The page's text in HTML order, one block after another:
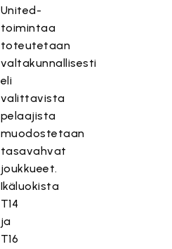
United-
toimintaa
toteutetaan
valtakunnallisesti
eli
valittavista
pelaajista
muodostetaan
tasavahvat
joukkueet.
Ikäluokista
T14
ja
T16